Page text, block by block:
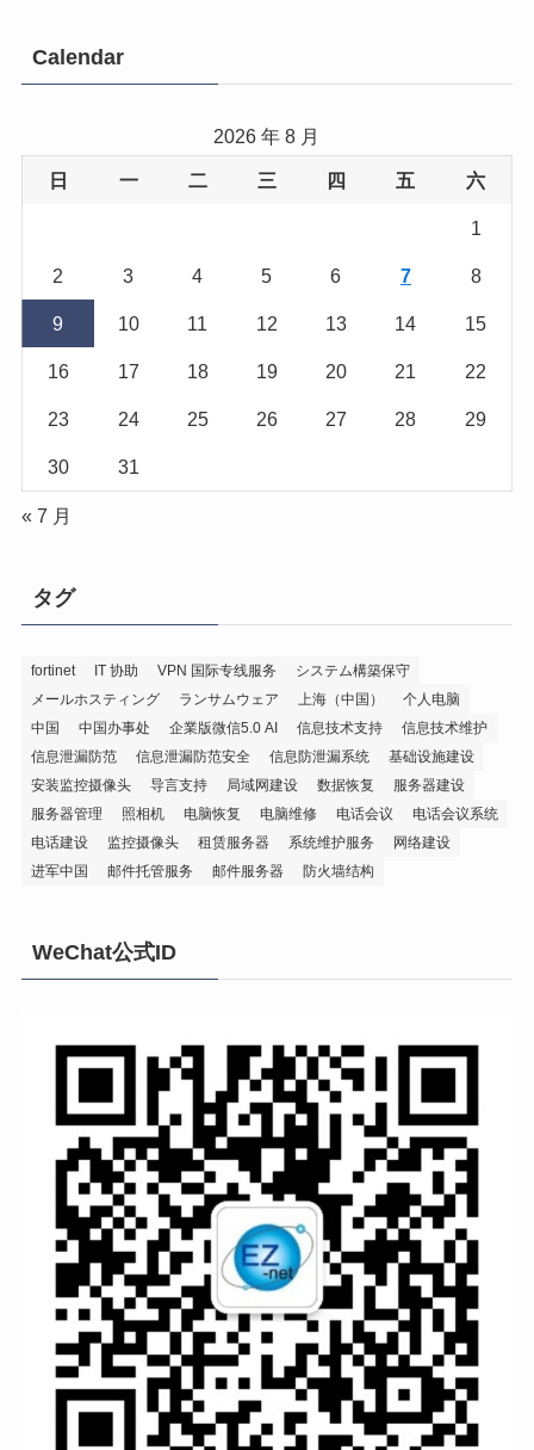
Calendar
2026 年 8 月
日 一 二 三 四 五 六
1
2 3 4 5 6 7 8
9 10 11 12 13 14 15
16 17 18 19 20 21 22
23 24 25 26 27 28 29
30 31
« 7 月
タグ
fortinet IT 协助 VPN 国际专线服务
システム構築保守
メールホスティング
ランサムウェア 上海（中国）
个人电脑
中国
中国办事处 企業版微信5.0 AI 信息技术支持
信息技术维护
信息泄漏防范
信息泄漏防范安全 信息防泄漏系统
基础设施建设
安装监控摄像头
导言支持 局域网建设 数据恢复
服务器建设
服务器管理
照相机 电脑恢复 电脑维修 电话会议
电话会议系统
电话建设
监控摄像头 租赁服务器 系统维护服务
网络建设
进军中国
邮件托管服务 邮件服务器 防火墙结构
WeChat公式ID